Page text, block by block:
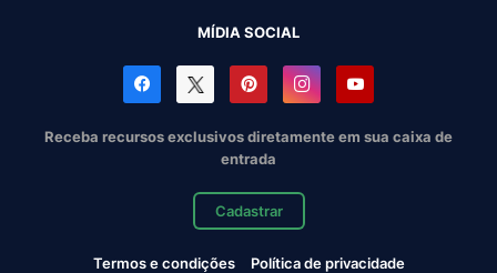
MÍDIA SOCIAL
Receba recursos exclusivos diretamente em sua caixa de
entrada
Cadastrar
Termos e condições
Política de privacidade